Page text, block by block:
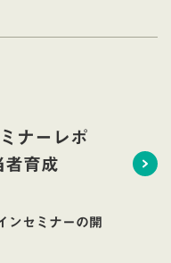
ナーレポ
者育成
ンセミナーの開